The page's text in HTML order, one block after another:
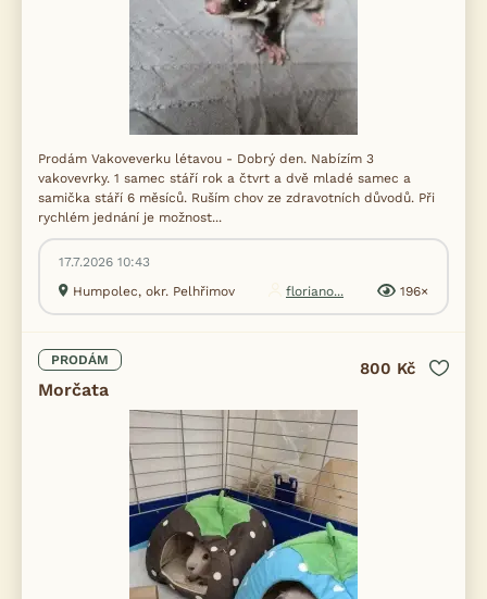
Prodám Vakoveverku létavou - Dobrý den. Nabízím 3
vakovevrky. 1 samec stáří rok a čtvrt a dvě mladé samec a
samička stáří 6 měsíců. Ruším chov ze zdravotních důvodů. Při
rychlém jednání je možnost...
17.7.2026 10:43
Humpolec, okr. Pelhřimov
floriano... 196×
PRODÁM
Morčata
800 Kč